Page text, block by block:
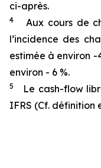
ci-après.
4
Aux cours de
l’incidence des
estimée à environ -
environ - 6 %.
5
Le cash-flow
IFRS (Cf. définition